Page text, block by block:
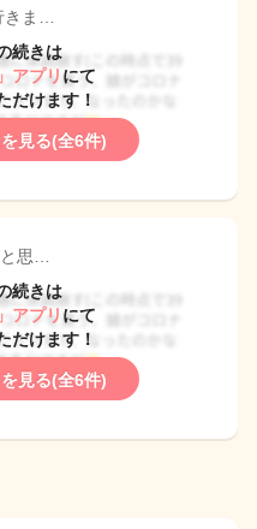
ま…
続きは
アプリ にて
だけます！
見る(全6件)
思…
続きは
アプリ にて
だけます！
見る(全6件)